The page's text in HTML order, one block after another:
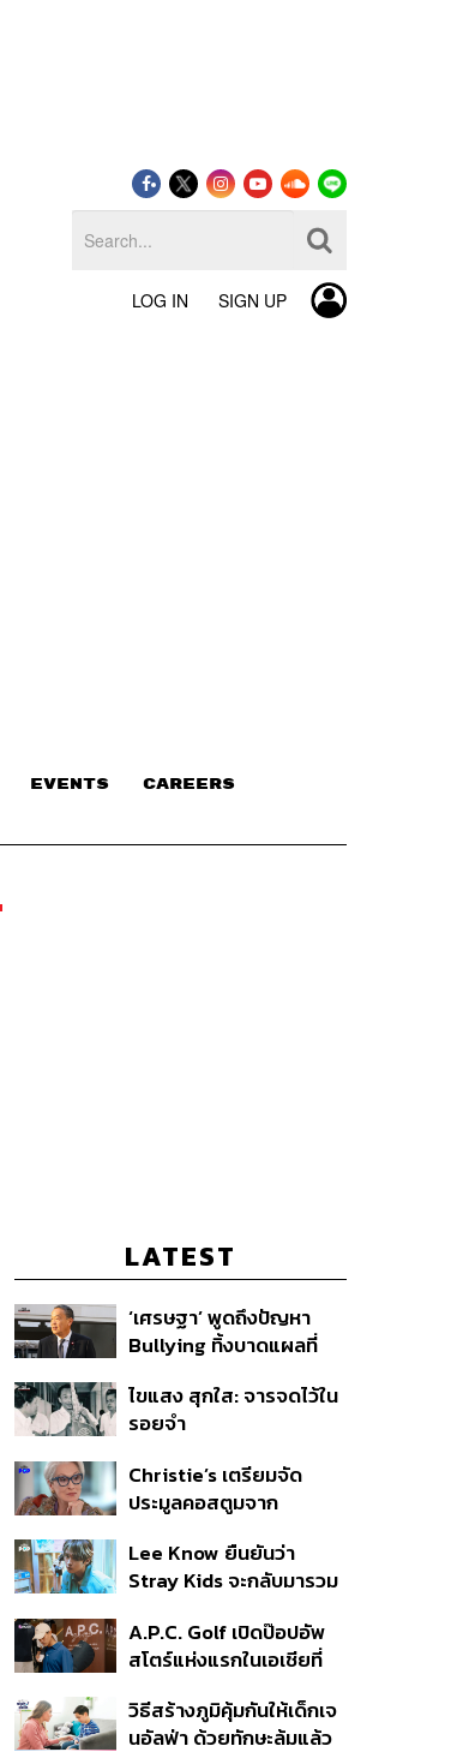
LOG IN SIGN UP
EVENTS CAREERS
LATEST
‘เศรษฐา’ พูดถึงปัญหา
Bullying ทิ้งบาดแผลที่
รับฟัง-ช่วยเด็กให้เร็ว
ไขแสง สุกใส: จารจดไว้ใน
รอยจำ
Christie’s เตรียมจัด
ประมูลคอสตูมจาก
Wears Prada 2
Lee Know ยืนยันว่า
Stray Kids จะกลับมารวม
กรมรับใช้ชาติ
A.P.C. Golf เปิดป๊อปอัพ
สโตร์แห่งแรกในเอเชียที่
วิธีสร้างภูมิคุ้มกันให้เด็กเจ
นอัลฟ่า ด้วยทักษะล้มแล้ว